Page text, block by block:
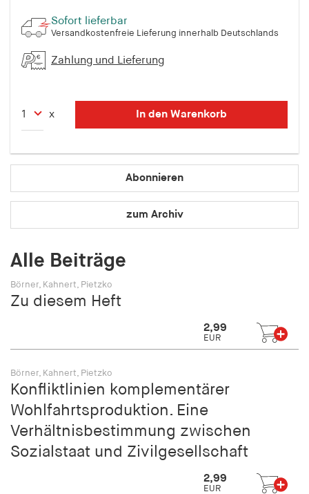
Sofort lieferbar
Versandkostenfreie Lieferung innerhalb Deutschlands
Zahlung und Lieferung
x In den Warenkorb
Abonnieren
zum Archiv
Alle Beiträge
Börner, Kahnert, Pietzko
Zu diesem Heft
2,99
EUR
Börner, Kahnert, Pietzko
Konfliktlinien komplementärer
Wohlfahrtsproduktion. Eine
Verhältnisbestimmung zwischen
Sozialstaat und Zivilgesellschaft
2,99
EUR
fe_typo_user
hamburger-edition.de
Sitzung
Name:
7 Tage